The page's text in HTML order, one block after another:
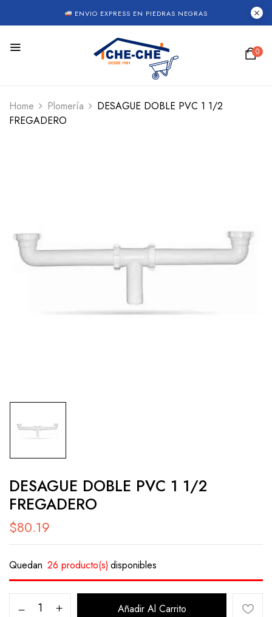
ENVIO EXPRESS EN PIEDRAS NEGRAS
0
Home Plomería
DESAGUE DOBLE PVC 1 1/2
FREGADERO
DESAGUE DOBLE PVC 1 1/2
FREGADERO
$80.19
Quedan 26 producto(s) disponibles
Añadir Al Carrito